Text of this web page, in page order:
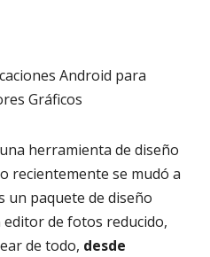
herramienta de diseño
recientemente se mudó a
un paquete de diseño
de fotos reducido,
de todo, desde